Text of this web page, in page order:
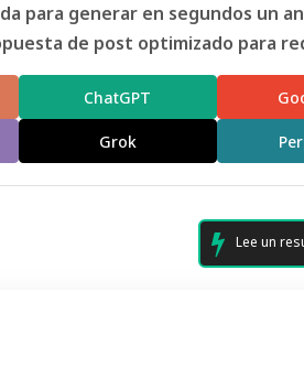
para generar en segundos un
de post optimizado para
ChatGPT
Grok
Lee un